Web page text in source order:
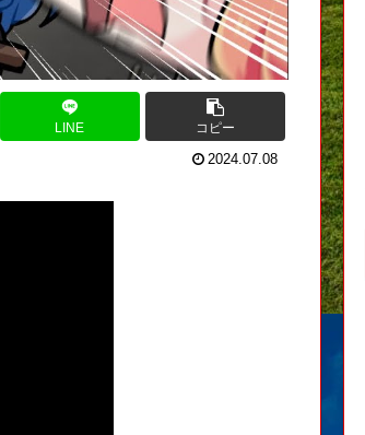
LINE コピー
2024.07.08